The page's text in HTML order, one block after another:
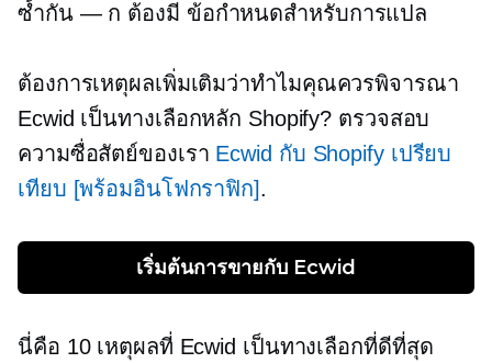
ซ้ำกัน — ก ต้องมี ข้อกำหนดสำหรับการแปล
ต้องการเหตุผลเพิ่มเติมว่าทำไมคุณควรพิจารณา
Ecwid เป็นทางเลือกหลัก Shopify? ตรวจสอบ
ความซื่อสัตย์ของเรา Ecwid กับ Shopify เปรียบ
เทียบ [พร้อมอินโฟกราฟิก].
เริ่มต้นการขายกับ Ecwid
นี่คือ 10 เหตุผลที่ Ecwid เป็นทางเลือกที่ดีที่สุด